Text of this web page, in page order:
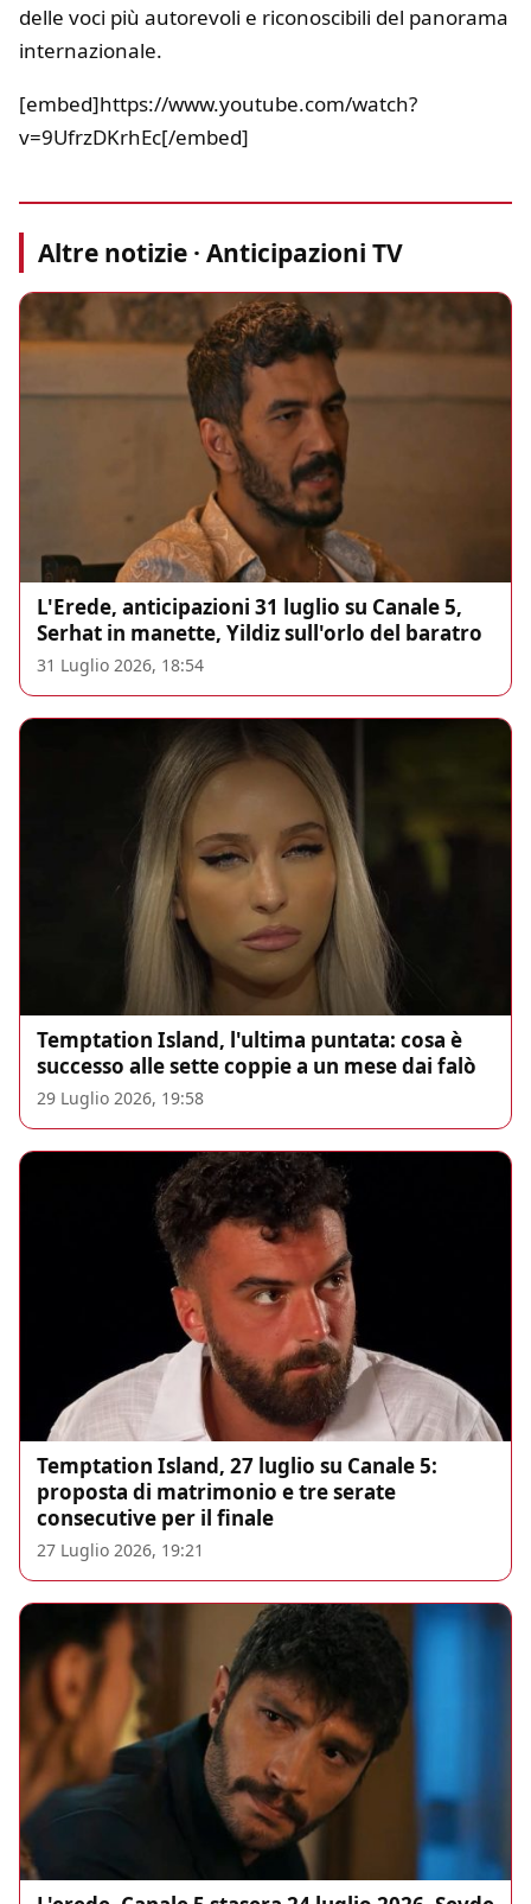
delle voci più autorevoli e riconoscibili del panorama
internazionale.
[embed]https://www.youtube.com/watch?
v=9UfrzDKrhEc[/embed]
Altre notizie · Anticipazioni TV
L'Erede, anticipazioni 31 luglio su Canale 5,
Serhat in manette, Yildiz sull'orlo del baratro
31 Luglio 2026, 18:54
Temptation Island, l'ultima puntata: cosa è
successo alle sette coppie a un mese dai falò
29 Luglio 2026, 19:58
Temptation Island, 27 luglio su Canale 5:
proposta di matrimonio e tre serate
consecutive per il finale
27 Luglio 2026, 19:21